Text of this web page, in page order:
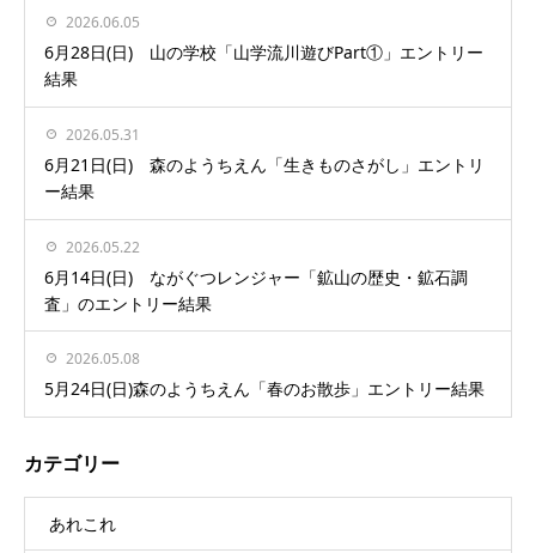
2026.06.05
6月28日(日) 山の学校「山学流川遊びPart①」エントリー
結果
2026.05.31
6月21日(日) 森のようちえん「生きものさがし」エントリ
ー結果
2026.05.22
6月14日(日) ながぐつレンジャー「鉱山の歴史・鉱石調
査」のエントリー結果
2026.05.08
5月24日(日)森のようちえん「春のお散歩」エントリー結果
カテゴリー
あれこれ